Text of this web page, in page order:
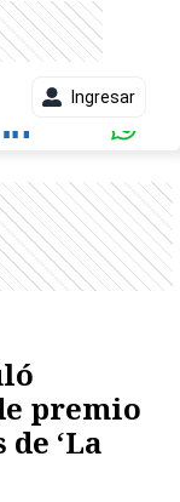
Ingresar
premio
‘La